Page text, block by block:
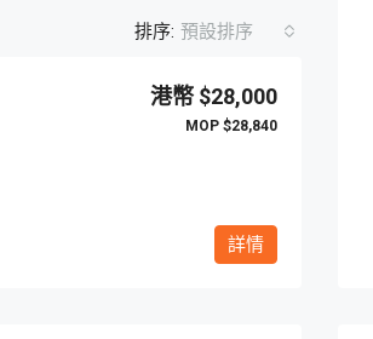
排序: 預設排序
$28,000
$28,840
詳情